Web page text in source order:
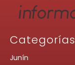
Categorías
Junín